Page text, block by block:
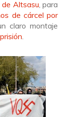
Altsasu , para
de cárcel por
claro montaje